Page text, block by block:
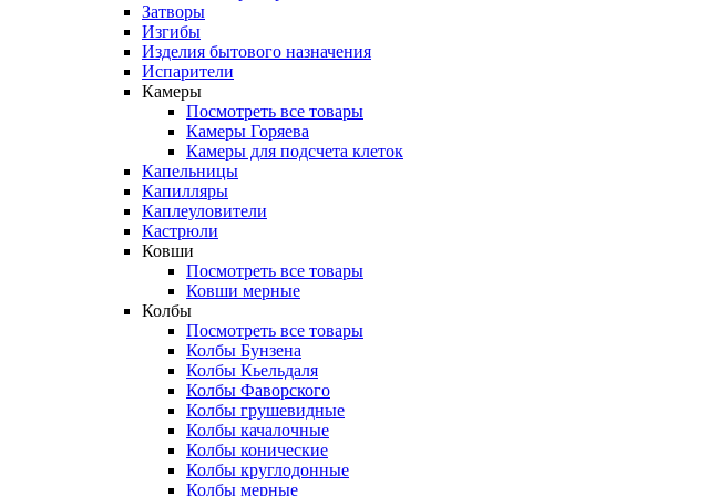
Затворы
Изгибы
Изделия бытового назначения
Испарители
Камеры
Посмотреть все товары
Камеры Горяева
Камеры для подсчета клеток
Капельницы
Капилляры
Каплеуловители
Кастрюли
Ковши
Посмотреть все товары
Ковши мерные
Колбы
Посмотреть все товары
Колбы Бунзена
Колбы Кьельдаля
Колбы Фаворского
Колбы грушевидные
Колбы качалочные
Колбы конические
Колбы круглодонные
Колбы мерные